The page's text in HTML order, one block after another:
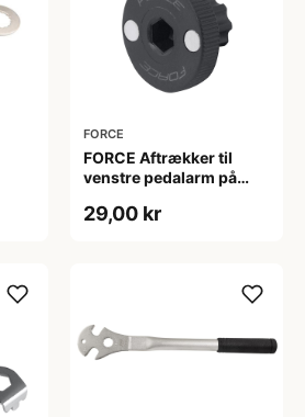
FORCE
FORCE Aftrækker til
venstre pedalarm på
29,00 kr